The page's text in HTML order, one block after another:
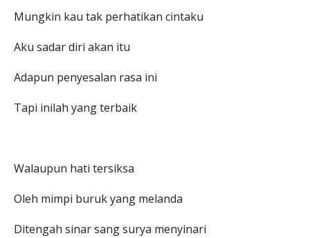
Mungkin kau tak perhatikan cintaku
Aku sadar diri akan itu
Adapun penyesalan rasa ini
Tapi inilah yang terbaik
Walaupun hati tersiksa
Oleh mimpi buruk yang melanda
Ditengah sinar sang surya menyinari